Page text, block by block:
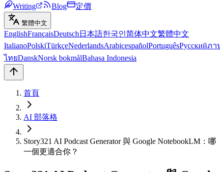
Writing
Blog 定價
繁體中文
EnglishFrançaisDeutsch 日本語한국인简体中文繁體中文
ItalianoPolskiTürkçeNederlandsArabicespañolPortuguêsРусскийภา
ไทยDanskNorsk bokmålBahasa Indonesia
首頁
AI 部落格
Story321 AI Podcast Generator 與 Google NotebookLM：哪
一個更適合你？